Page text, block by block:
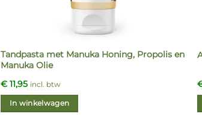
Tandpasta met Manuka Honing, Propolis en
Manuka Olie
€11,95 incl. btw
In winkelwagen